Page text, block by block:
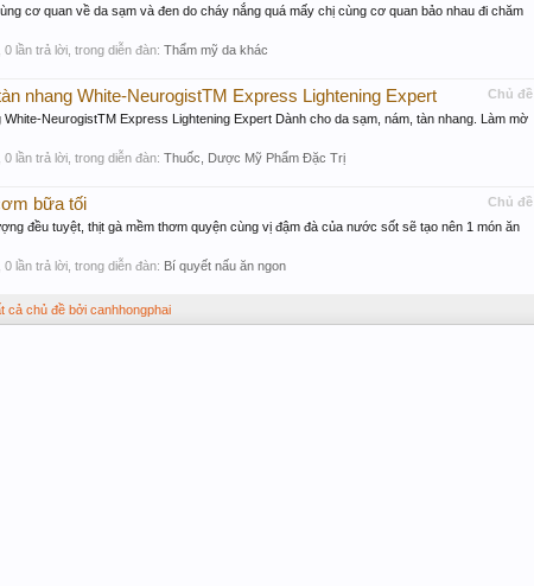
cơ quan về da sạm và đen do cháy nắng quá mấy chị cùng cơ quan bảo nhau đi chăm
, 0 lần trả lời, trong diễn đàn: Thẩm mỹ da khác
Chủ đề
nhang White-NeurogistTM Express Lightening Expert
NeurogistTM Express Lightening Expert Dành cho da sạm, nám, tàn nhang. Làm mờ
, 0 lần trả lời, trong diễn đàn: Thuốc, Dược Mỹ Phẩm Đặc Trị
Chủ đề
bữa tối
đều tuyệt, thịt gà mềm thơm quyện cùng vị đậm đà của nước sốt sẽ tạo nên 1 món ăn
, 0 lần trả lời, trong diễn đàn: Bí quyết nấu ăn ngon
cả chủ đề bởi canhhongphai